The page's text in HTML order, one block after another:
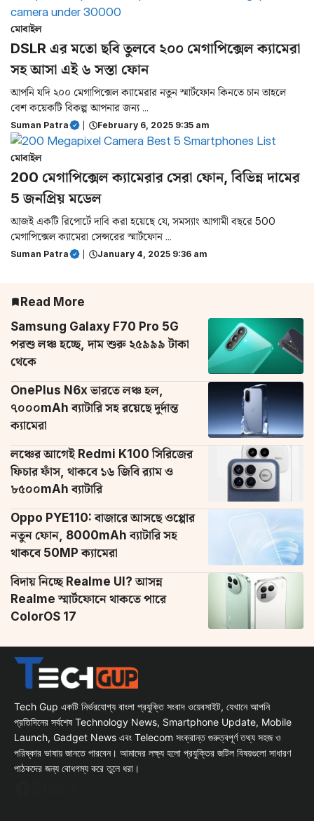
মোবাইল
DSLR এর মতো ছবি তুলবে ২০০ মেগাপিক্সেল ক্যামেরা
সহ আসা এই ৬ সস্তা ফোন
আপনি যদি ২০০ মেগাপিক্সেল ক্যামেরার নতুন স্মার্টফোন কিনতে চান তাহলে
বেশ কয়েকটি বিকল্প আপনার জন্য ...
Suman Patra | February 6, 2025 9:35 am
মোবাইল
200 মেগাপিক্সেল ক্যামেরার সেরা ফোন, বিভিন্ন দামের
5 জনপ্রিয় মডেল
আজই একটি রিপোর্টে দাবি করা হয়েছে যে, সমস্যাং আগামী বছরে 500
মেগাপিক্সেল ক্যামেরা সেন্সরের স্মার্টফোন ...
Suman Patra January 4, 2025 9:36 am
Read More
Samsung Galaxy F70 Pro 5G
পরশু লঞ্চ হচ্ছে, দাম শুরু ২৫৯৯৯ টাকা
থেকে
OnePlus N6x ভারতে লঞ্চ হল,
৭০০০mAh ব্যাটারি সহ রয়েছে দুর্দান্ত
ক্যামেরা
লঞ্চের আগেই Redmi K100 সিরিজের
ফিচার ফাঁস, থাকবে ১৬ জিবি র‌্যাম ও
৮৫০০mAh ব্যাটারি
Oppo PYE110: বাজারে আসছে ওপ্পোর
নতুন ফোন, 8000mAh ব্যাটারি সহ
থাকবে 50MP ক্যামেরা
বিদায় নিচ্ছে Realme UI? আসন্ন
Realme স্মার্টফোনে থাকতে পারে
ColorOS 17
Tech Gup একটি নির্ভরযোগ্য বাংলা প্রযুক্তি সংবাদ ওয়েবসাইট, যেখানে আপনি
প্রতিদিনের সর্বশেষ Technology News, Smartphone Update, Mobile
Launch, Gadget News এবং Telecom সংক্রান্ত গুরুত্বপূর্ণ তথ্য সহজ ও
পরিষ্কার ভাষায় জানতে পারবেন। আমাদের লক্ষ্য হলো প্রযুক্তির জটিল বিষয়গুলো সাধারণ
পাঠকদের জন্য বোধগম্য করে তুলে ধরা।